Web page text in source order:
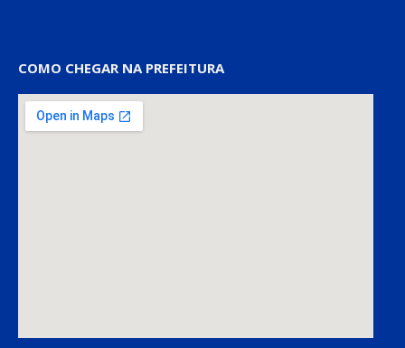
COMO CHEGAR NA PREFEITURA